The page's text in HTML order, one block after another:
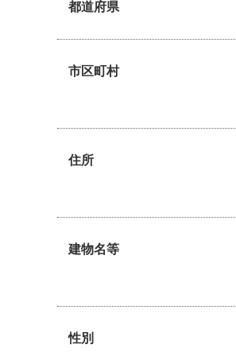
(4)その他、本規約のいずれ
2 会員は登録を抹消された
第9条 退会する場合、所定の
第10条 市は、次の各号のい
(1)本サイトの定期保守、
(2)火災、停電、天災等の
(3)インターネットを通じ
(4)その他、不測の事態に
（サービス内容の変更等）
第11条 市は、会員の承認を
2 前項の事態に伴い、会員
第12条 市は、一定の予告期
都道府県
市区町村
住所
建物名等
性別